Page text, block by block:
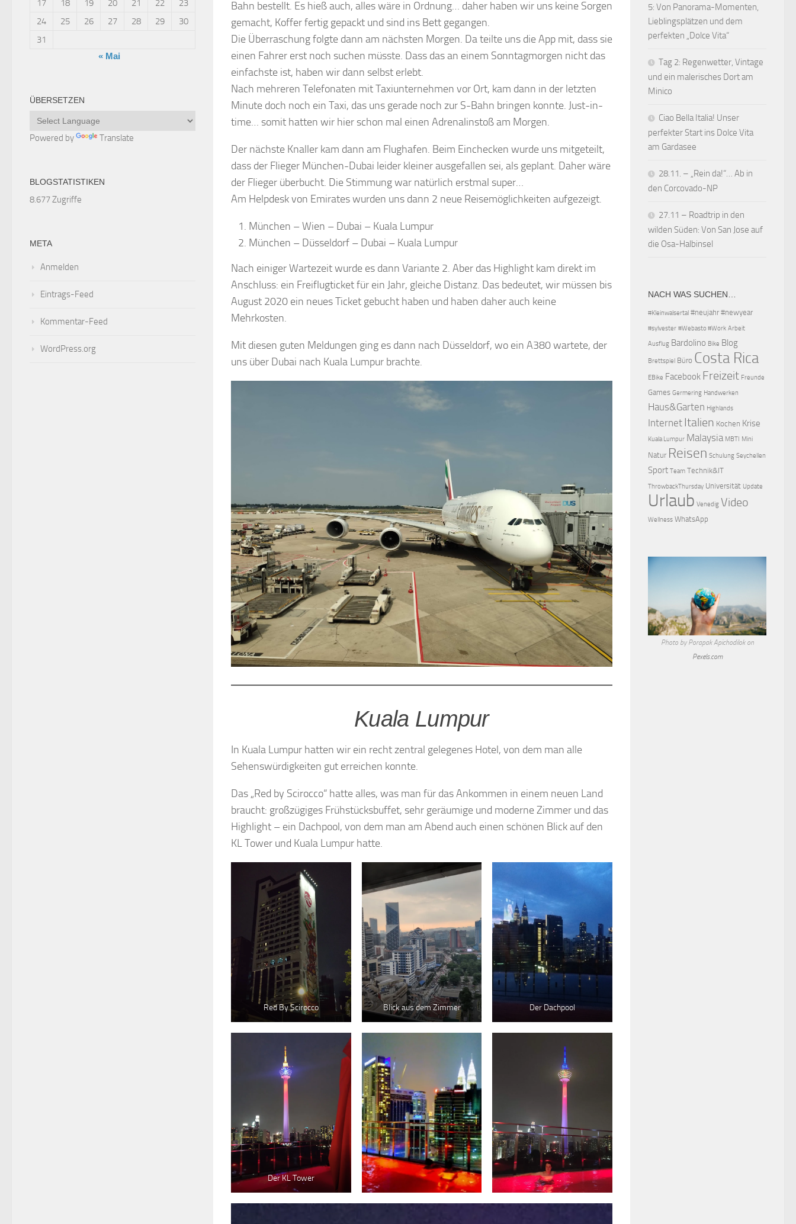
Bahn bestellt. Es hieß auch, alles wäre in Ordnung… daher haben wir uns keine Sorgen
gemacht, Koffer fertig gepackt und sind ins Bett gegangen.
Die Überraschung folgte dann am nächsten Morgen. Da teilte uns die App mit, dass sie
einen Fahrer erst noch suchen müsste. Dass das an einem Sonntagmorgen nicht das
einfachste ist, haben wir dann selbst erlebt.
Nach mehreren Telefonaten mit Taxiunternehmen vor Ort, kam dann in der letzten
Minute doch noch ein Taxi, das uns gerade noch zur S-Bahn bringen konnte. Just-in-
time… somit hatten wir hier schon mal einen Adrenalinstoß am Morgen.
Der nächste Knaller kam dann am Flughafen. Beim Einchecken wurde uns mitgeteilt,
dass der Flieger München-Dubai leider kleiner ausgefallen sei, als geplant. Daher wäre
der Flieger überbucht. Die Stimmung war natürlich erstmal super…
Am Helpdesk von Emirates wurden uns dann 2 neue Reisemöglichkeiten aufgezeigt.
München – Wien – Dubai – Kuala Lumpur
München – Düsseldorf – Dubai – Kuala Lumpur
Nach einiger Wartezeit wurde es dann Variante 2. Aber das Highlight kam direkt im
Anschluss: ein Freiflugticket für ein Jahr, gleiche Distanz. Das bedeutet, wir müssen bis
August 2020 ein neues Ticket gebucht haben und haben daher auch keine
Mehrkosten.
Mit diesen guten Meldungen ging es dann nach Düsseldorf, wo ein A380 wartete, der
uns über Dubai nach Kuala Lumpur brachte.
Kuala Lumpur
In Kuala Lumpur hatten wir ein recht zentral gelegenes Hotel, von dem man alle
Sehenswürdigkeiten gut erreichen konnte.
Das „Red by Scirocco“ hatte alles, was man für das Ankommen in einem neuen Land
braucht: großzügiges Frühstücksbuffet, sehr geräumige und moderne Zimmer und das
Highlight – ein Dachpool, von dem man am Abend auch einen schönen Blick auf den
KL Tower und Kuala Lumpur hatte.
Red By Scirocco Blick aus dem Zimmer Der Dachpool
Der KL Tower
17
18 19 20 21 22
23
24
25 26 27 28 29
30
31
« Mai
ÜBERSETZEN
Powered by Translate
BLOGSTATISTIKEN
8.677 Zugriffe
META
Anmelden
Eintrags-Feed
Kommentar-Feed
WordPress.org
5: Von Panorama-Momenten,
Lieblingsplätzen und dem
perfekten „Dolce Vita“
Tag 2: Regenwetter, Vintage
und ein malerisches Dort am
Minico
Ciao Bella Italia! Unser
perfekter Start ins Dolce Vita
am Gardasee
28.11. – „Rein da!“… Ab in
den Corcovado-NP
27.11 – Roadtrip in den
wilden Süden: Von San Jose auf
die Osa-Halbinsel
NACH WAS SUCHEN…
#Kleinwalsertal #neujahr #newyear
#sylvester #Webasto #Work Arbeit
Ausflug Bardolino Bike Blog
Brettspiel Büro Costa Rica
EBike Facebook Freizeit Freunde
Games Germering Handwerken
Haus&Garten Highlands
Internet Italien Kochen Krise
Kuala Lumpur Malaysia MBTI Mini
Natur Reisen Schulung Seychellen
Sport Team Technik&IT
ThrowbackThursday Universität Update
Urlaub Venedig Video
Wellness WhatsApp
Photo by Porapak Apichodilok on
Pexels.com